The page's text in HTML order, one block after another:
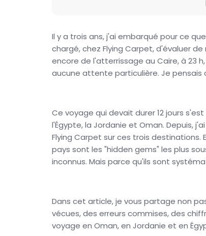
Il y a trois ans, j'ai embarqué pour ce
chargé, chez Flying Carpet, d'évaluer
encore de l'atterrissage au Caire, à 23
aucune attente particulière. Je pensais
Ce voyage qui devait durer 12 jours
l'Égypte, la Jordanie et Oman. Depuis,
Flying Carpet sur ces trois
pays sont les "hidden gems" les plus
inconnus. Mais parce qu'ils sont
Dans cet article, je vous partage non
vécues, des erreurs commises, des
voyage en Oman, en Jordanie et en